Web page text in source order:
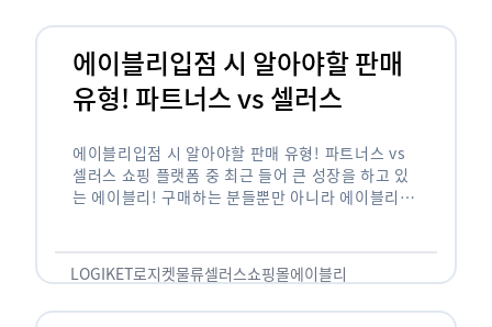
에이블리입점 시 알아야할 판매
유형! 파트너스 vs 셀러스
에이블리입점 시 알아야할 판매 유형! 파트너스 vs
셀러스 쇼핑 플랫폼 중 최근 들어 큰 성장을 하고 있
는 에이블리! 구매하는 분들뿐만 아니라 에이블리에
LOGIKET로지켓물류셀러스쇼핑몰에이블리